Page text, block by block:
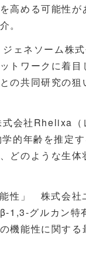
高める可能性
。
ェネソーム株
トワークに着
の共同研究の
会社Rhelixa（
的年齢を推定
どのような生
能性」 株式会
1,3-グルカン特
機能性に関す